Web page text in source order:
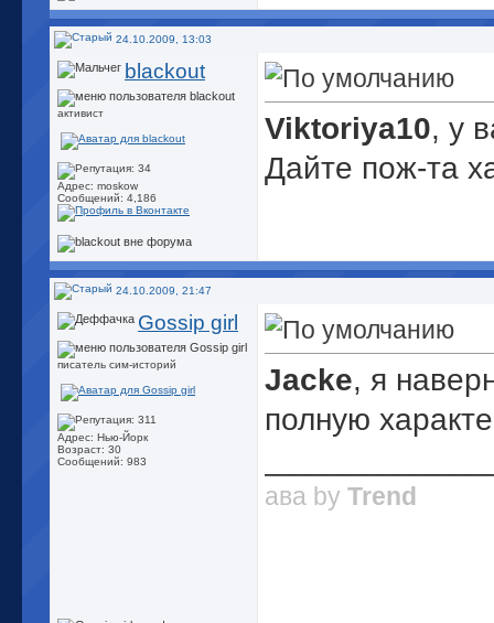
24.10.2009, 13:03
blackout
активист
Адрес: moskow
Сообщений: 4,186
Viktoriya10, у
Дайте пож-та
24.10.2009, 21:47
Gossip girl
писатель сим-историй
Адрес: Нью-Йорк
Возраст: 30
Сообщений: 983
Jacke, я
полную
ава by Trend